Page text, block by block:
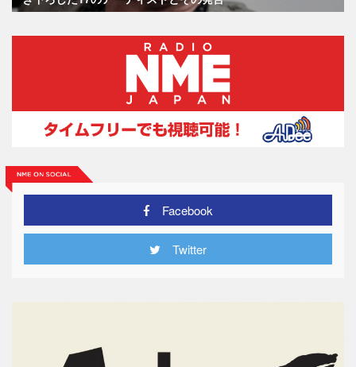
Facebook
Twitter